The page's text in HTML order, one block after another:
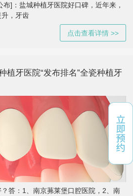
]：盐城种植牙医院好口碑，近年来，
，牙齿
点击查看详情 >>
植牙医院“发布排名”全瓷种植牙
答：1、南京茀莱堡口腔医院，2、南